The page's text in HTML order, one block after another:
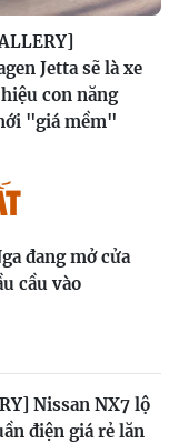
Jetta sẽ là xe
con năng
"giá mềm"
đang mở cửa
cầu vào
Nissan NX7 lộ
điện giá rẻ lăn